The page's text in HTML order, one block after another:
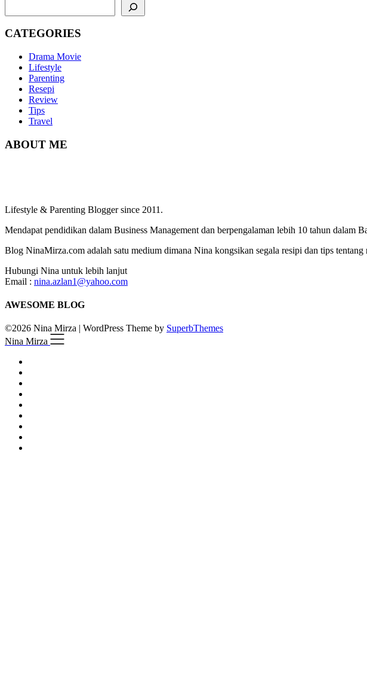
CATEGORIES
Drama Movie
Lifestyle
Parenting
Resepi
Review
Tips
Travel
ABOUT ME
Lifestyle & Parenting Blogger since 2011.
Mendapat pendidikan dalam Business Management dan berpengalaman lebih 10 tahun dalam
Blog NinaMirza.com adalah satu medium dimana Nina kongsikan segala resipi dan tips
Hubungi Nina untuk lebih lanjut
Email : nina.azlan1@yahoo.com
AWESOME BLOG
©2026 Nina Mirza | WordPress Theme by SuperbThemes
Nina Mirza